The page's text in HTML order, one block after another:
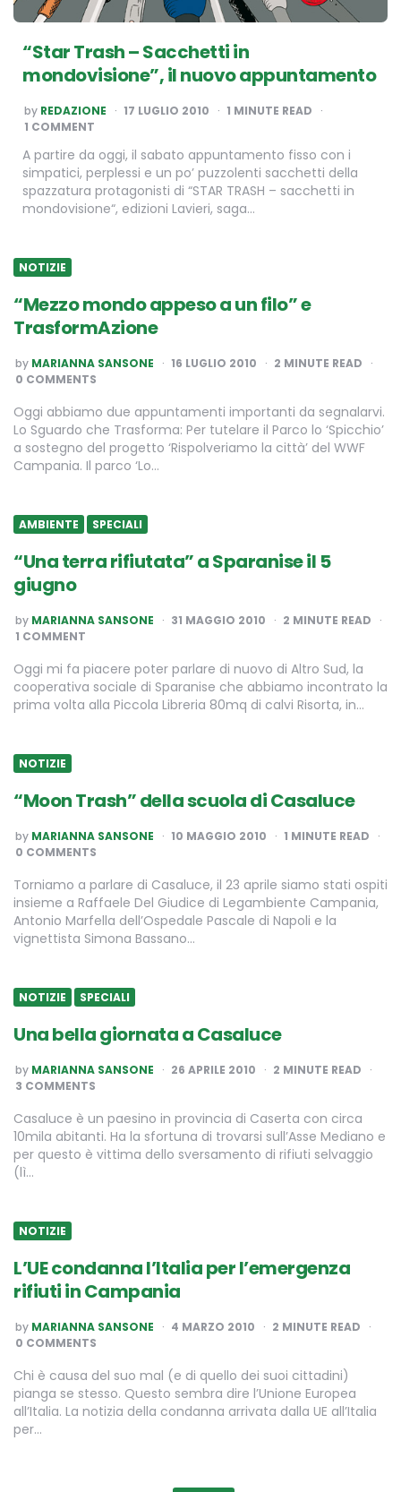
“Star Trash – Sacchetti in
mondovisione”, il nuovo appuntamento
POSTED
BY
by REDAZIONE 17 LUGLIO 2010 1 MINUTE READ
1 COMMENT
A partire da oggi, il sabato appuntamento fisso con i
simpatici, perplessi e un po’ puzzolenti sacchetti della
spazzatura protagonisti di “STAR TRASH – sacchetti in
mondovisione“, edizioni Lavieri, saga…
NOTIZIE
“Mezzo mondo appeso a un filo” e
TrasformAzione
POSTED
BY
by MARIANNA SANSONE 16 LUGLIO 2010 2 MINUTE READ
0 COMMENTS
Oggi abbiamo due appuntamenti importanti da segnalarvi.
Lo Sguardo che Trasforma: Per tutelare il Parco lo ‘Spicchio’
a sostegno del progetto ‘Rispolveriamo la città’ del WWF
Campania. Il parco ‘Lo…
AMBIENTE SPECIALI
“Una terra rifiutata” a Sparanise il 5
giugno
POSTED
BY
by MARIANNA SANSONE 31 MAGGIO 2010 2 MINUTE READ
1 COMMENT
Oggi mi fa piacere poter parlare di nuovo di Altro Sud, la
cooperativa sociale di Sparanise che abbiamo incontrato la
prima volta alla Piccola Libreria 80mq di calvi Risorta, in…
NOTIZIE
“Moon Trash” della scuola di Casaluce
POSTED
BY
by MARIANNA SANSONE 10 MAGGIO 2010 1 MINUTE READ
0 COMMENTS
Torniamo a parlare di Casaluce, il 23 aprile siamo stati ospiti
insieme a Raffaele Del Giudice di Legambiente Campania,
Antonio Marfella dell’Ospedale Pascale di Napoli e la
vignettista Simona Bassano…
NOTIZIE SPECIALI
Una bella giornata a Casaluce
POSTED
BY
by MARIANNA SANSONE 26 APRILE 2010 2 MINUTE READ
3 COMMENTS
Casaluce è un paesino in provincia di Caserta con circa
10mila abitanti. Ha la sfortuna di trovarsi sull’Asse Mediano e
per questo è vittima dello sversamento di rifiuti selvaggio
(lì…
NOTIZIE
L’UE condanna l’Italia per l’emergenza
rifiuti in Campania
POSTED
BY
by MARIANNA SANSONE 4 MARZO 2010 2 MINUTE READ
0 COMMENTS
Chi è causa del suo mal (e di quello dei suoi cittadini)
pianga se stesso. Questo sembra dire l’Unione Europea
all’Italia. La notizia della condanna arrivata dalla UE all’Italia
per…